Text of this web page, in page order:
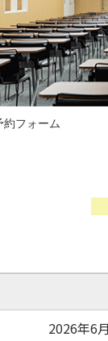
約フォーム
2026年6